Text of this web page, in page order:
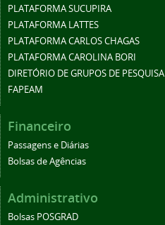
PLATAFORMA SUCUPIRA
PLATAFORMA LATTES
PLATAFORMA CARLOS CHAGAS
PLATAFORMA CAROLINA BORI
DIRETÓRIO DE GRUPOS DE PESQUISA
FAPEAM
Financeiro
Passagens e Diárias
Bolsas de Agências
Administrativo
Bolsas POSGRAD